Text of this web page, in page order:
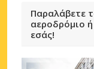
Παραλάβετε
αεροδρόμιο
εσάς!